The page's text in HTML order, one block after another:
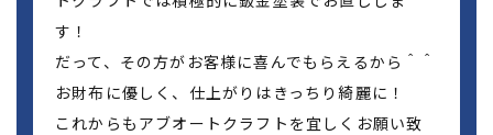
す！
だって、その方がお客様に喜んでもらえるから＾＾
お財布に優しく、仕上がりはきっちり綺麗に！
これからもアブオートクラフトを宜しくお願い致